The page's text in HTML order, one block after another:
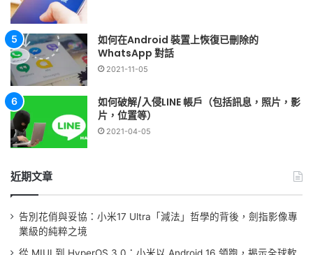
如何在Android 裝置上恢復已刪除的
WhatsApp 對話
2021-11-05
如何破解/入侵LINE 帳戶（包括訊息，照片，影
片，位置等）
2021-04-05
近期文章
告別花俏與妥協：小米17 Ultra「減法」哲學的背後，劍指影像專
業級的純粹之境